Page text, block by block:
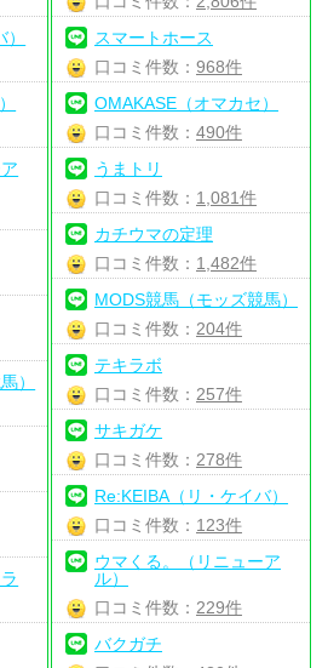
）
スマートホース
口コミ件数： 968件
OMAKASE（オマカセ）
口コミ件数： 490件
うまトリ
口コミ件数： 1,081件
カチウマの定理
口コミ件数： 1,482件
MODS競馬（モッズ競馬）
口コミ件数： 204件
テキラボ
口コミ件数： 257件
サキガケ
口コミ件数： 278件
Re:KEIBA（リ・ケイバ）
口コミ件数： 123件
ウマくる。（リニューア
ル）
口コミ件数： 229件
バクガチ